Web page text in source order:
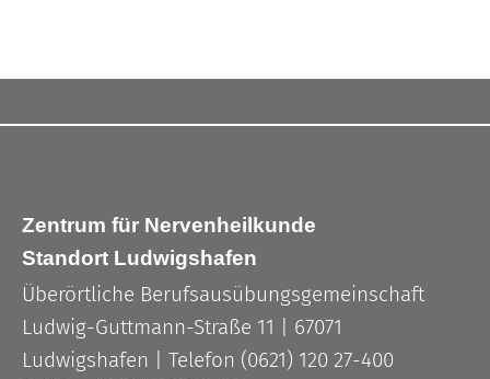
Zentrum für Nervenheilkunde
Standort Ludwigshafen
Überörtliche Berufsausübungsgemeinschaft
Ludwig-Guttmann-Straße 11 | 67071
Ludwigshafen | Telefon (0621) 120 27-400